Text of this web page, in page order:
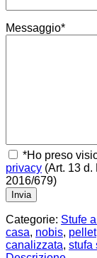
Messaggio*
*Ho preso
privacy (Art. 13 d.
2016/679)
Categorie: Stufe
casa, nobis, pellet
canalizzata, stufa